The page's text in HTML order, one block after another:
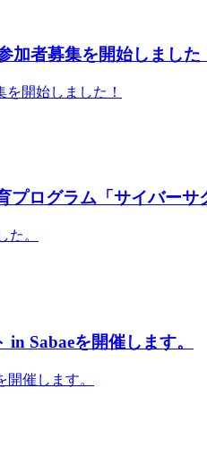
加者募集を開始しました
開始しました！
ログラム「サイバー
。
Sabaeを開催します。
開催します。